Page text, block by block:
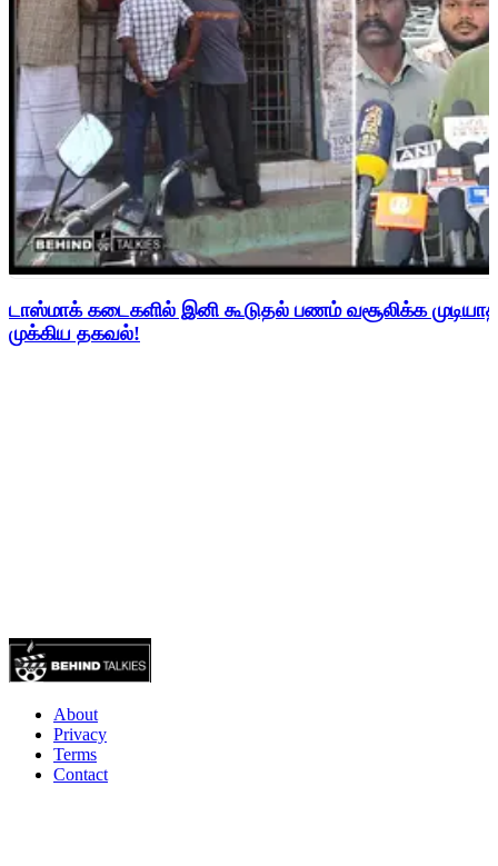
டாஸ்மாக் கடைகளில் இனி கூடுதல் பணம் வசூலிக்க
முக்கிய தகவல்!
About
Privacy
Terms
Contact